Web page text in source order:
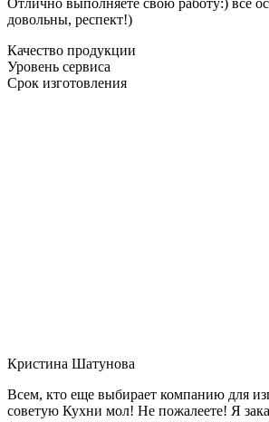
довольны, респект!)
Качество продукции
Уровень сервиса
Срок изготовления
Кристина Шатунова
Всем, кто еще выбирает компанию для
советую Кухни мол! Не пожалеете! Я